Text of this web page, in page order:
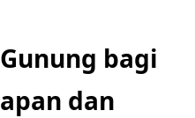
bagi
dan